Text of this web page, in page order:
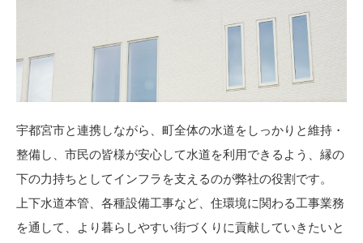
宇都宮市と連携しながら、町全体の水道をしっかりと維持・
整備し、市民の皆様が安心して水道を利用できるよう、縁の
下の力持ちとしてインフラを支えるのが弊社の役割です。
上下水道本管、各種設備工事など、住環境に関わる工事業務
を通して、より暮らしやすい街づくりに貢献していきたいと